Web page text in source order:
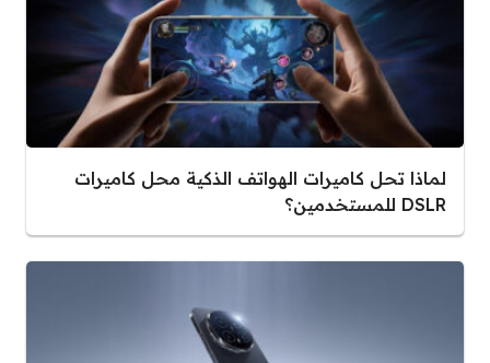
لماذا تحل كاميرات الهواتف الذكية محل كاميرات
DSLR للمستخدمين؟